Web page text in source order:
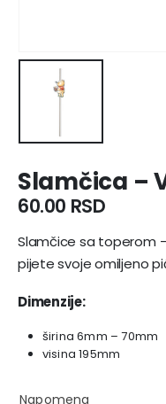
Slamčica –
60.00 RSD
Slamčice sa toperom
pijete svoje omiljeno
Dimenzije:
širina 6mm – 70mm
visina 195mm
Napomena